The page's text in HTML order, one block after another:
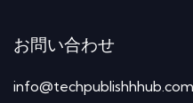
お問い合わせ
info@techpublishhhub.com